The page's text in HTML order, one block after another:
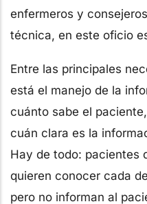
enfermeros y
técnica, en este oficio
Entre las principales
está el manejo de la
cuánto sabe el
cuán clara es la
Hay de todo: pacientes
quieren conocer cada
pero no informan al